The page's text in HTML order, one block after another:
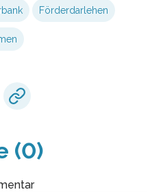
Förderdarlehen
(0)